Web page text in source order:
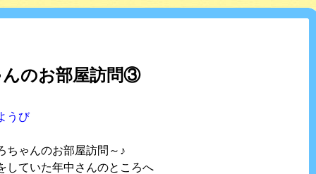
のお部屋訪問③
うび
ちゃんのお部屋訪問～♪
していた年中さんのところへ